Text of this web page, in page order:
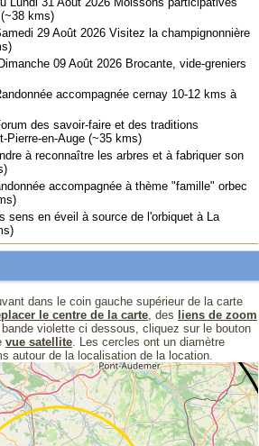
kms)
29 Août 2026 Visitez la champignonnière
09 Août 2026 Brocante, vide-greniers
accompagnée cernay 10-12 kms à
des savoir-faire et des traditions
Pierre-en-Auge (~35 kms)
à reconnaître les arbres et à fabriquer son
accompagnée à thème "famille" orbec
sens en éveil à source de l'orbiquet à La
dans le coin gauche supérieur de la carte
le centre de la carte, des
liens de zoom
violette ci dessous, cliquez sur le bouton
vue satellite. Les cercles ont un diamètre
autour de la localisation de la location.